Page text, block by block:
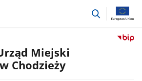
przejdź
Przejdź
Miejski
w Chodzieży